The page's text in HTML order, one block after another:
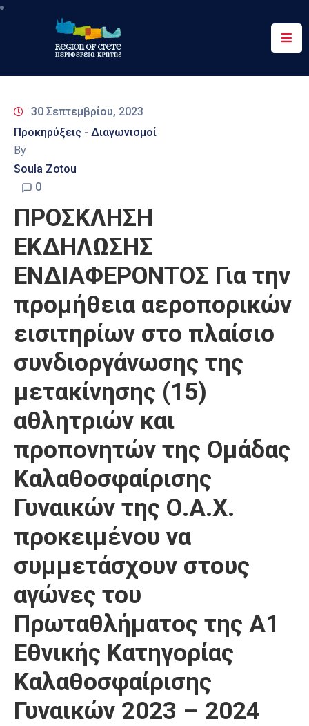
Περιφέρεια
&
Δράσεις
Ψηφιακές
Επικοινωνία
30 Σεπτεμβρίου, 2023
Προκηρύξεις - Διαγωνισμοί
By
Soula Zotou
0
ΠΡΟΣΚΛΗΣΗ
ΕΚΔΗΛΩΣΗΣ
ΕΝΔΙΑΦΕΡΟΝΤΟΣ Για την
προμήθεια αεροπορικών
εισιτηρίων στο πλαίσιο
συνδιοργάνωσης της
μετακίνησης (15)
αθλητριών και
προπονητών της Ομάδας
Καλαθοσφαίρισης
Γυναικών της Ο.Α.Χ.
προκειμένου να
συμμετάσχουν στους
αγώνες του
Πρωταθλήματος της Α1
Εθνικής Κατηγορίας
Καλαθοσφαίρισης
Γυναικών 2023 – 2024